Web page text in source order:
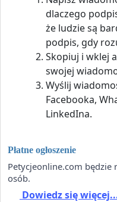
dlaczego
że ludzie są
podpis, gdy
Skopiuj i wklej
swojej
Wyślij
Facebooka,
LinkedIna.
Płatne ogłoszenie
Petycjeonline.com będzie
osób.
Dowiedz się